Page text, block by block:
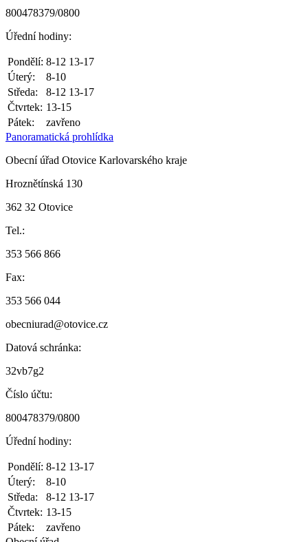
800478379/0800
Úřední hodiny:
Pondělí: 8-12 13-17
Úterý:
8-10
Středa:
8-12 13-17
Čtvrtek: 13-15
Pátek:
zavřeno
Panoramatická prohlídka
Obecní úřad Otovice Karlovarského kraje
Hroznětínská 130
362 32 Otovice
Tel.:
353 566 866
Fax:
353 566 044
obecniurad@otovice.cz
Datová schránka:
32vb7g2
Číslo účtu:
800478379/0800
Úřední hodiny:
Pondělí: 8-12 13-17
Úterý:
8-10
Středa:
8-12 13-17
Čtvrtek: 13-15
Pátek:
zavřeno